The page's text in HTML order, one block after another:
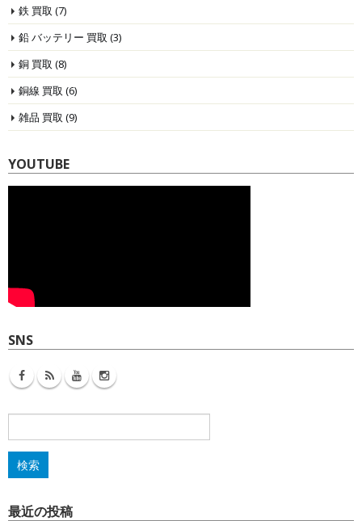
鉄 買取 (7)
鉛 バッテリー 買取 (3)
銅 買取 (8)
銅線 買取 (6)
雑品 買取 (9)
YOUTUBE
SNS
索:
最近の投稿